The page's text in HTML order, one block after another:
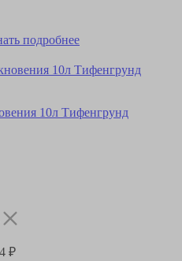
подробнее
10л Тифенгрунд
₽